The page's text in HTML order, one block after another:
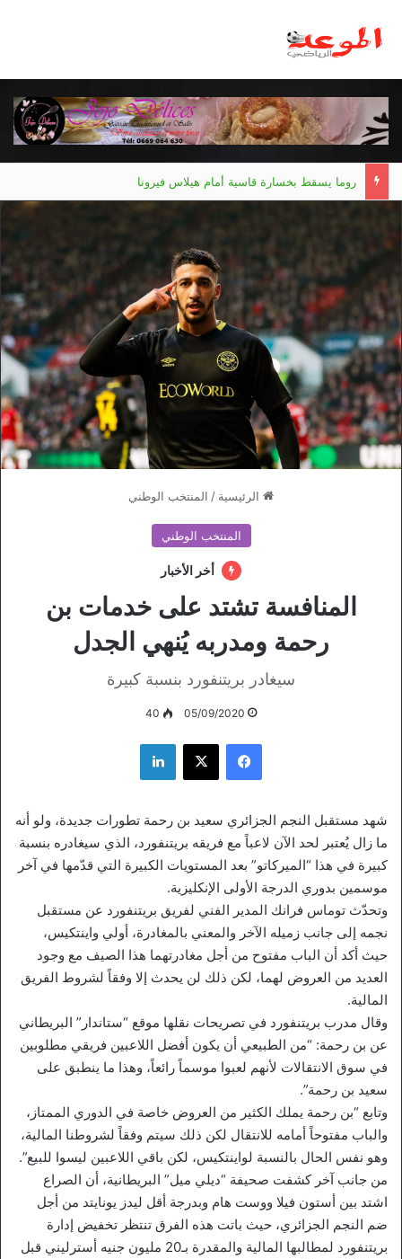
روما يسقط بخسارة قاسية أمام هيلاس فيرونا
الرئيسية / المنتخب الوطني
المنتخب الوطني
أخر الأخبار
المنافسة تشتد على خدمات بن
رحمة ومدربه يُنهي الجدل
سيغادر بريتنفورد بنسبة كبيرة
05/09/2020
40
فيسبوك ‫X لينكدإن
شهد مستقبل النجم الجزائري سعيد بن رحمة تطورات جديدة، ولو أنه
ما زال يُعتبر لحد الآن لاعباً مع فريقه بريتنفورد، الذي سيغادره بنسبة
كبيرة في هذا “الميركاتو” بعد المستويات الكبيرة التي قدّمها في آخر
موسمين بدوري الدرجة الأولى الإنكليزية.
وتحدّث توماس فرانك المدير الفني لفريق بريتنفورد عن مستقبل
نجمه إلى جانب زميله الآخر والمعني بالمغادرة، أولي واينتكيس،
حيث أكد أن الباب مفتوح من أجل مغادرتهما هذا الصيف مع وجود
العديد من العروض لهما، لكن ذلك لن يحدث إلا وفقاً لشروط الفريق
المالية.
وقال مدرب بريتنفورد في تصريحات نقلها موقع “ستاندار” البريطاني
عن بن رحمة: “من الطبيعي أن يكون أفضل اللاعبين فريقي مطلوبين
في سوق الانتقالات لأنهم لعبوا موسماً رائعاً، وهذا ما ينطبق على
سعيد بن رحمة”.
وتابع “بن رحمة يملك الكثير من العروض خاصة في الدوري الممتاز،
والباب مفتوحاً أمامه للانتقال لكن ذلك سيتم وفقاً لشروطنا المالية،
وهو نفس الحال بالنسبة لواينتكيس، لكن باقي اللاعبين ليسوا للبيع”.
من جانب آخر كشفت صحيفة “ديلي ميل” البريطانية، أن الصراع
اشتد بين أستون فيلا ووست هام وبدرجة أقل ليدز يونايتد من أجل
ضم النجم الجزائري، حيث باتت هذه الفرق تنتظر تخفيض إدارة
بريتنفورد لمطالبها المالية والمقدرة بـ20 مليون جنيه أسترليني قبل